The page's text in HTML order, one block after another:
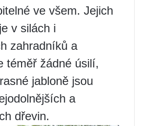
ve všem. Jejich
v silách i
zahradníků a
téměř žádné úsilí,
jabloně jsou
a
dřevin.